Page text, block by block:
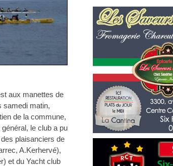
aux manettes de
samedi matin,
de la commune,
le club a pu
plaisanciers de
A.Kerhervé),
et du Yacht club